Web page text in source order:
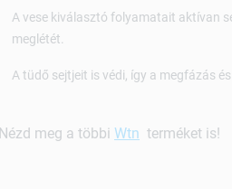
A vese kiválasztó folyamatait aktívan
meglétét.
A tüdő sejtjeit is védi, így a megfázás
Nézd meg a többi Wtn terméket is!